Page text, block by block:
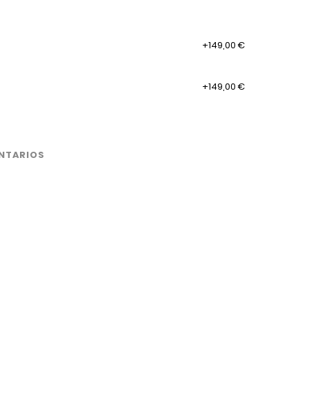
+149,00 €
+149,00 €